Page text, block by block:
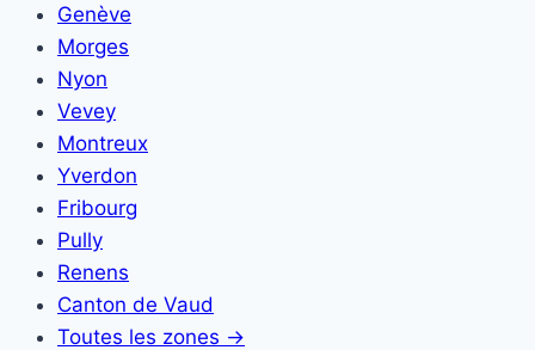
Genève
Morges
Nyon
Vevey
Montreux
Yverdon
Fribourg
Pully
Renens
Canton de Vaud
Toutes les zones →